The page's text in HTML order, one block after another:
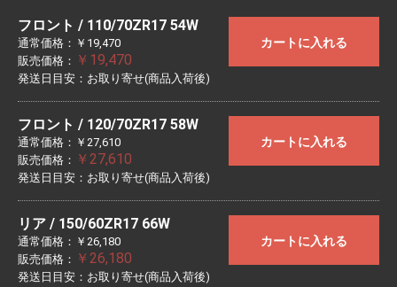
フロント / 110/70ZR17 54W
通常価格：￥19,470
販売価格： ￥19,470
発送日目安：お取り寄せ(商品入荷後)
カートに入れる
フロント / 120/70ZR17 58W
通常価格：￥27,610
販売価格： ￥27,610
発送日目安：お取り寄せ(商品入荷後)
カートに入れる
リア / 150/60ZR17 66W
通常価格：￥26,180
販売価格： ￥26,180
発送日目安：お取り寄せ(商品入荷後)
カートに入れる